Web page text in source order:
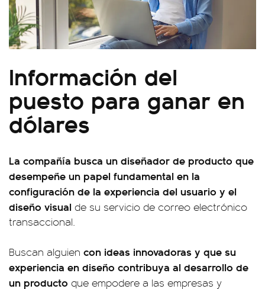
Información del
puesto para ganar en
dólares
La compañía busca un diseñador de producto que
desempeñe un papel fundamental en la
configuración de la experiencia del usuario y el
diseño visual de su servicio de correo electrónico
transaccional.
Buscan alguien con ideas innovadoras y que su
experiencia en diseño contribuya al desarrollo de
un producto que empodere a las empresas y